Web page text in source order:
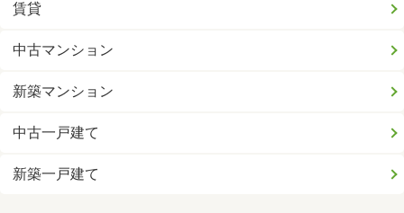
賃貸
中古マンション
新築マンション
中古一戸建て
新築一戸建て